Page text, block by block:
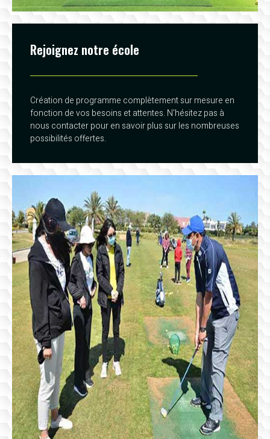
Rejoignez notre école
Création de programme complètement sur mesure en
fonction de vos besoins et attentes. N'hésitez pas à
nous contacter pour en savoir plus sur les nombreuses
possibilités offertes.